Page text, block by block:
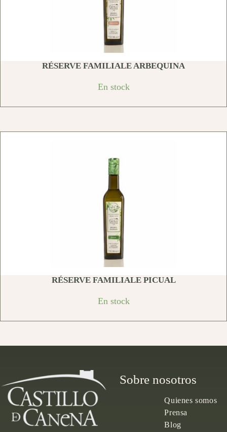
RÉSERVE FAMILIALE ARBEQUINA
En stock
RÉSERVE FAMILIALE PICUAL
En stock
Sobre nosotros
Quienes somos
Prensa
Blog